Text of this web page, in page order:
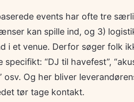
events har ofte tre
kan spille ind, og 3)
i et venue. Derfor søger folk
specifikt: “DJ til havefest”,
osv. Og her bliver
tør tage kontakt.